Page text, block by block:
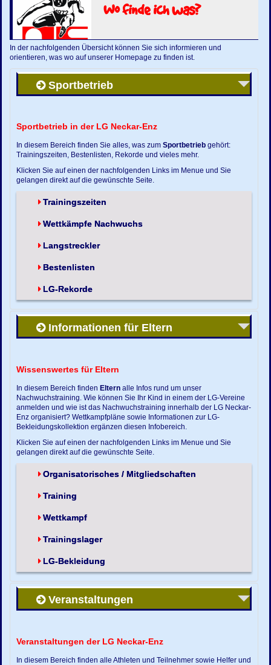
Wo finde ich was?
In der nachfolgenden Übersicht können Sie sich informieren und
orientieren, was wo auf unserer Homepage zu finden ist.
Sportbetrieb
Sportbetrieb in der LG Neckar-Enz
In diesem Bereich finden Sie alles, was zumSportbetrieb gehört:
Trainingszeiten, Bestenlisten, Rekorde und vieles mehr.
Klicken Sie auf einen der nachfolgenden Links im Menue und Sie
gelangen direkt auf die gewünschte Seite.
Trainingszeiten
Wettkämpfe Nachwuchs
Langstreckler
Bestenlisten
LG-Rekorde
Informationen für Eltern
Wissenswertes für Eltern
In diesem Bereich finden Eltern alle Infos rund um unser
Nachwuchstraining. Wie können Sie Ihr Kind in einem der LG-Vereine
anmelden und wie ist das Nachwuchstraining innerhalb der LG Neckar-
Enz organisiert? Wettkampfpläne sowie Informationen zur LG-
Bekleidungskollektion ergänzen diesen Infobereich.
Klicken Sie auf einen der nachfolgenden Links im Menue und Sie
gelangen direkt auf die gewünschte Seite.
Organisatorisches / Mitgliedschaften
Training
Wettkampf
Trainingslager
LG-Bekleidung
Veranstaltungen
Veranstaltungen der LG Neckar-Enz
In diesem Bereich finden alle Athleten und Teilnehmer sowie Helfer und